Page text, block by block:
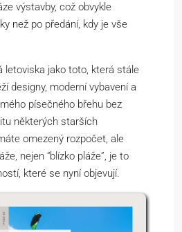
výstavby, což obvykle
než po předání, kdy je vše
letoviska jako toto, která stále
designy, moderní vybavení a
písečného břehu bez
některých starších
omezený rozpočet, ale
nejen “blízko pláže”, je to
které se nyní objevují.